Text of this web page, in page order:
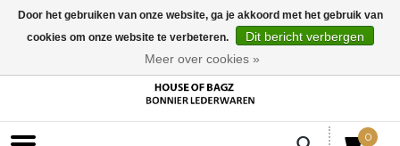
0
Door het gebruiken van onze website, ga je akkoord met het gebruik van
cookies om onze website te verbeteren.
Dit bericht verbergen
Meer over cookies »